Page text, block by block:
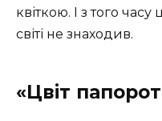
квіткою. І з того часу
світі не знаходив.
«Цвіт